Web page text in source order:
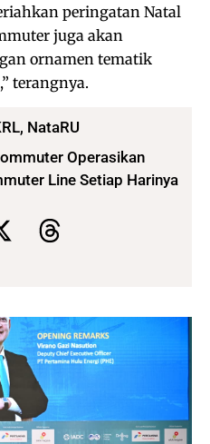
peringatan Natal
juga akan
ornamen tematik
terangnya.
, NataRU
Operasikan
Line Setiap Harinya